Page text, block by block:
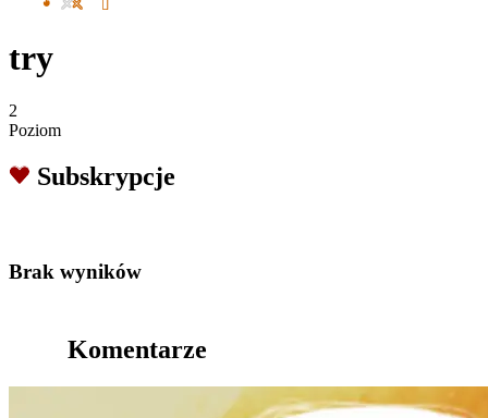
try
2
Poziom
Subskrypcje
Brak wyników
Komentarze